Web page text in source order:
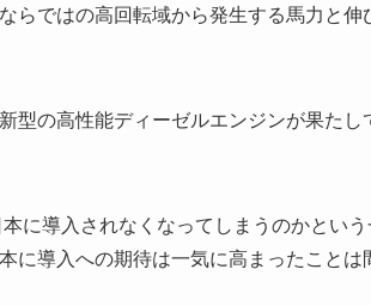
らではの高回転域から発生する馬力と
型の高性能ディーゼルエンジンが果た
に導入されなくなってしまうのかとい
に導入への期待は一気に高まったことは